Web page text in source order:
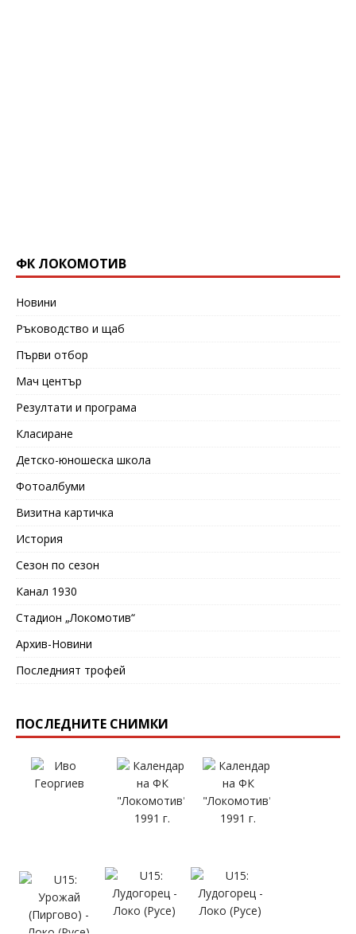
ФК ЛОКОМОТИВ
Новини
Ръководство и щаб
Първи отбор
Мач център
Резултати и програма
Класиране
Детско-юношеска школа
Фотоалбуми
Визитна картичка
История
Сезон по сезон
Канал 1930
Стадион „Локомотив“
Архив-Новини
Последният трофей
ПОСЛЕДНИТЕ СНИМКИ